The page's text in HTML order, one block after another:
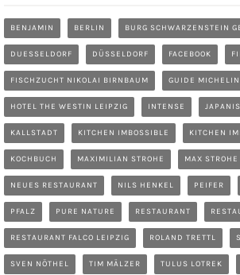
BENJAMIN BERLIN BURG SCHWARZENSTEIN
DUESSELDORF DÜSSELDORF FACEBOOK
FISCHZUCHT NIKOLAI BIRNBAUM GUIDE MICHELIN
HOTEL THE WESTIN LEIPZIG INTENSE
KALLSTADT KITCHEN IMBOSSIBLE KITCHEN
KOCHBUCH MAXIMILIAN STROHE MAX STROHE
NEUES RESTAURANT NILS HENKEL PEIFER
PFALZ PURE NATURE RESTAURANT
RESTAURANT FALCO LEIPZIG ROLAND TRETTL
SVEN NÖTHEL TIM MÄLZER TULUS LOTREK